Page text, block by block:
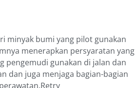
minyak bumi yang pilot gunakan
menerapkan persyaratan yang
pengemudi gunakan di jalan dan
dan juga menjaga bagian-bagian